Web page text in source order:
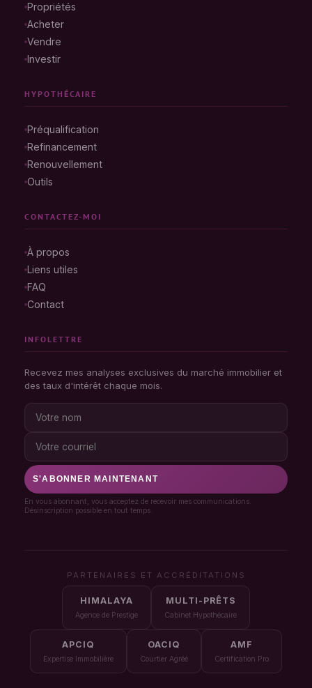
Propriétés
Acheter
Vendre
Investir
HYPOTHÉCAIRE
Préqualification
Refinancement
Renouvellement
Outils
CONTACTEZ-MOI
À propos
Liens utiles
FAQ
Contact
INFOLETTRE
Recevez mes analyses exclusives du marché immobilier et
des taux d'intérêt chaque mois.
S'ABONNER MAINTENANT
En vous abonnant, vous acceptez de recevoir mes communications.
Désinscription possible en tout temps.
PARTENAIRES ET ACCRÉDITATIONS
HIMALAYA
Agence de Prestige
MULTI-PRÊTS
Cabinet Hypothécaire
APCIQ
Expertise Immobilière
OACIQ
Courtier Agréé
AMF
Certification Pro